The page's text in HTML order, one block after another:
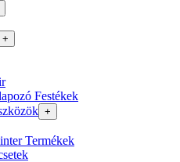
+
Festékek
+
Termékek